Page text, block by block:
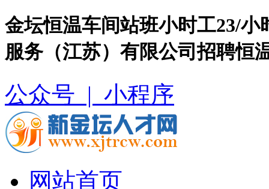
金坛恒温车间站班小时工23/
服务（江苏）有限公司招聘恒
公众号 | 小程序
网站首页